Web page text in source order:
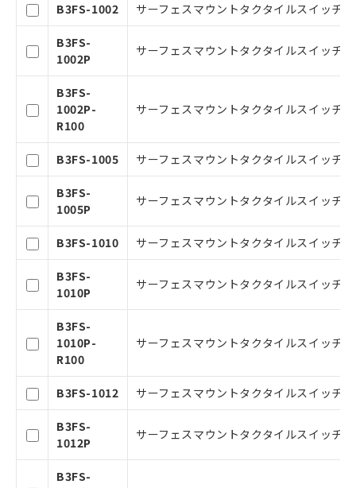
B3FS-1002 サーフェスマウントタクタイルスイッチ
B3FS-
1002P
サーフェスマウントタクタイルスイッチ
B3FS-
1002P-
R100
サーフェスマウントタクタイルスイッチ
B3FS-1005 サーフェスマウントタクタイルスイッチ
B3FS-
1005P
サーフェスマウントタクタイルスイッチ
B3FS-1010 サーフェスマウントタクタイルスイッチ
B3FS-
1010P
サーフェスマウントタクタイルスイッチ
B3FS-
1010P-
R100
サーフェスマウントタクタイルスイッチ
B3FS-1012 サーフェスマウントタクタイルスイッチ
B3FS-
1012P
サーフェスマウントタクタイルスイッチ
B3FS-
記
号
説明
○ 一定数以上の在庫あり
△ 一定数には満たないが在庫あり
－
在庫なし(最新の在庫状況につ
いては、お客様のお取引先、ま
機器販売店・当社販売員にご確
認ください)
ご利用条件
ご利用ください。
本サービスは、当社制御機器事業取扱
抜)を提供させていただくものです。
当社制御機器事業取扱商品の中には、
ことをご了承ください。
記載している更新日時点での社内デー
タに基づき作成されるものであり、閲
準価格とは異なる場合があることをご
様のお取引先、またはお客様担当のオ
ムロン制御機器販売店・当社販売員に
オムロン制御機器販売店や当社販売拠
点は「
販売ネットワーク
」をご確認
在庫状況および標準価格結果を当社の
マイパーツ機能（部品リスト作成サー